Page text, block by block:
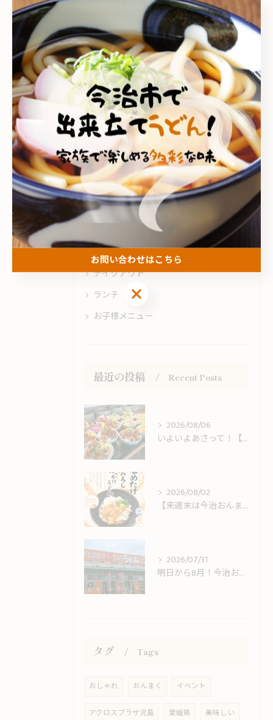
< 前のページ 一覧に戻る 次のページ >
カテゴリー Categories
全てのカテゴリー
こがね製麺所 今治鳥生店
こがね製麺所 今治ハローズ中寺店
こがね製麺所 多度津店
多度津町のうどん
家族
テイクアウト
ランチ
お子様メニュー
最近の投稿 Recent Posts
2026/08/06
いよいよあさって！【今治おんまく】＆しまなみ海道観光のお客様をお出迎え！
2026/08/02
【来週末は今治おんまく！】猛暑の休日ランチは冷やしうどんでサッパリと
2026/07/31
明日から8月！今治おんまく＆8月限定LINEクーポンスタートのお知らせ
タグ Tags
おしゃれ おんまく イベント
アクロスプラザ児島 愛媛県 美味しい
お問い合わせはこちら
お問い合わせはこちら